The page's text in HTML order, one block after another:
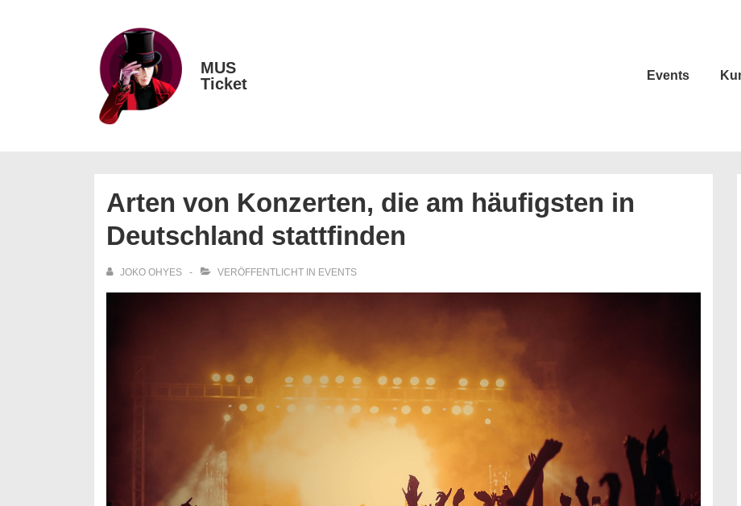
MUS
Ticket
Events
Arten von Konzerten, die am häufigsten in
Deutschland stattfinden
JOKO OHYES VERÖFFENTLICHT IN EVENTS